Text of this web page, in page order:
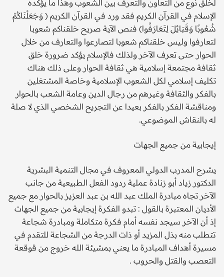
لخلق نوع من التعاون والتعرف بين الشعوب وهذا ما يؤكده
الإسلام في القرآن الكريم فقد ورد في القرآن الكريم ( وَجَعَلْنَاكُمْ
شُعُوبًا وَقَبَائِلَ لِتَعَارَفُوا) فنص الآية صريح خلقناكم شعوبا
لتعارفوا وليس خلقناكم شعوبا لتصارعوا والتعارف من خلال
الحوار حتى تعرف الآخر ولذلك فالإسلام يؤكد ضرورة خلق
ثقافة مجتمعة إسلامية هي ثقافة الحوار وعلى ذلك هناك
تكليف إسلامي لكل الشعوب الإسلامية وخاصة المشتغلين
بالفكر والثقافة وغيرهم من رجال الدين وعامة الشعب بالحوار
ومناقشة الفكر بالفكر بعيدا عن التجريح الشخصي الذي لا صلة
له بالنقاش الموضوعي.
إيجابية من جميع الجهات
يشرح المدرب الدولي المعروف في مجال التنمية البشرية
الدكتور زياد أبو زنادة عملية ردود الفعل الطبيعية من جانب
الآخر تجاه مبادرة الملك عبد الله بن عبد العزيز بالحوار مع جميع
الأديان المعتبرة بالقول : تبدو الفكرة إيجابية من جميع الجهات
إذ أن الآخر سيجد نفسه أمام فكرة متكاملة ومبادرة شجاعة
تتطلب منه بذل المزيد أو ذات الدرجة من الشجاعة للتقدم في
مسيرة أهداف المبادرة ما يعني بمشيئة الله خروج من قوقعة
التعصب والقتل والحروب .